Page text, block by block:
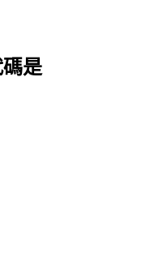
是